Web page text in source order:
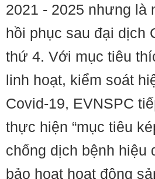
2021 - 2025 nhưng là
hồi phục sau đại dịch
thứ 4. Với mục tiêu
linh hoạt, kiểm soát
Covid-19, EVNSPC
thực hiện “mục tiêu
chống dịch bệnh hiệu
bảo hoạt hoạt động